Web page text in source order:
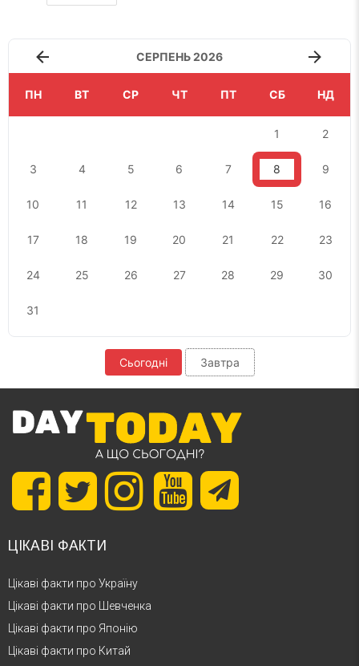
СЕРПЕНЬ 2026
ПН ВТ СР ЧТ ПТ СБ НД
1 2
3 4 5 6 7 8 9
10 11 12 13 14 15 16
17 18 19 20 21 22 23
24 25 26 27 28 29 30
31
Сьогодні Завтра
ЦІКАВІ ФАКТИ
Цікаві факти про Україну
Цікаві факти про Шевченка
Цікаві факти про Японію
Цікаві факти про Китай